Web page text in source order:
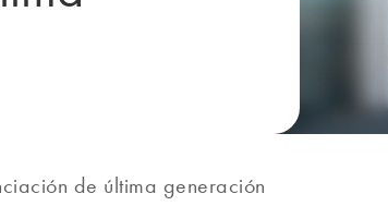
de última generación